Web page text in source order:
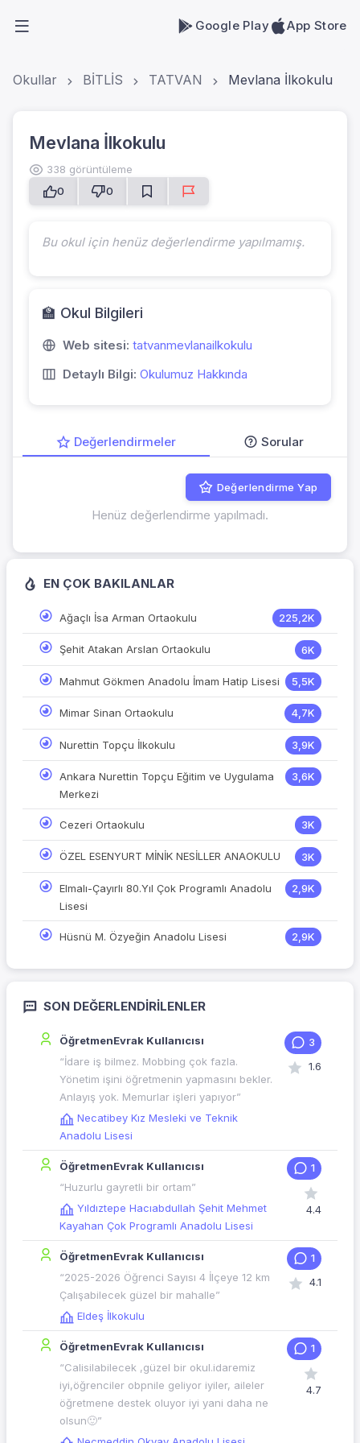
Google Play App Store
Okullar BİTLİS TATVAN Mevlana İlkokulu
Mevlana İlkokulu
338 görüntüleme
0
0
Bu okul için henüz değerlendirme yapılmamış.
🏫 Okul Bilgileri
Web sitesi: tatvanmevlanailkokulu
Detaylı Bilgi: Okulumuz Hakkında
Değerlendirmeler Sorular
Değerlendirme Yap
Henüz değerlendirme yapılmadı.
EN ÇOK BAKILANLAR
Ağaçlı İsa Arman Ortaokulu 225,2K
Şehit Atakan Arslan Ortaokulu 6K
Mahmut Gökmen Anadolu İmam Hatip Lisesi 5,5K
Mimar Sinan Ortaokulu 4,7K
Nurettin Topçu İlkokulu 3,9K
Ankara Nurettin Topçu Eğitim ve Uygulama
Merkezi
3,6K
Cezeri Ortaokulu 3K
ÖZEL ESENYURT MİNİK NESİLLER ANAOKULU 3K
Elmalı-Çayırlı 80.Yıl Çok Programlı Anadolu
Lisesi
2,9K
Hüsnü M. Özyeğin Anadolu Lisesi 2,9K
SON DEĞERLENDIRILENLER
ÖğretmenEvrak Kullanıcısı
“İdare iş bilmez. Mobbing çok fazla.
Yönetim işini öğretmenin yapmasını bekler.
Anlayış yok. Memurlar işleri yapıyor”
Necatibey Kız Mesleki ve Teknik
Anadolu Lisesi
3
1.6
ÖğretmenEvrak Kullanıcısı
“Huzurlu gayretli bir ortam”
Yıldıztepe Hacıabdullah Şehit Mehmet
Kayahan Çok Programlı Anadolu Lisesi
1
4.4
ÖğretmenEvrak Kullanıcısı
“2025-2026 Öğrenci Sayısı 4 İlçeye 12 km
Çalışabilecek güzel bir mahalle”
Eldeş İlkokulu
1
4.1
ÖğretmenEvrak Kullanıcısı
“Calisilabilecek ,güzel bir okul.idaremiz
iyi,öğrenciler obpnile geliyor iyiler, aileler
öğretmene destek oluyor iyi yani daha ne
olsun🙂”
1
4.7